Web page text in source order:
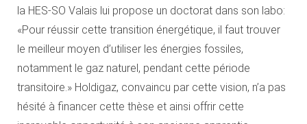
la HES-SO Valais lui propose un doctorat dans son labo:
«Pour réussir cette transition énergétique, il faut trouver
le meilleur moyen d’utiliser les énergies fossiles,
notamment le gaz naturel, pendant cette période
transitoire.» Holdigaz, convaincu par cette vision, n’a pas
hésité à financer cette thèse et ainsi offrir cette